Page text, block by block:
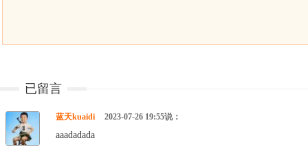
已留言
蓝天kuaidi 2023-07-26 19:55说：
aaadadada